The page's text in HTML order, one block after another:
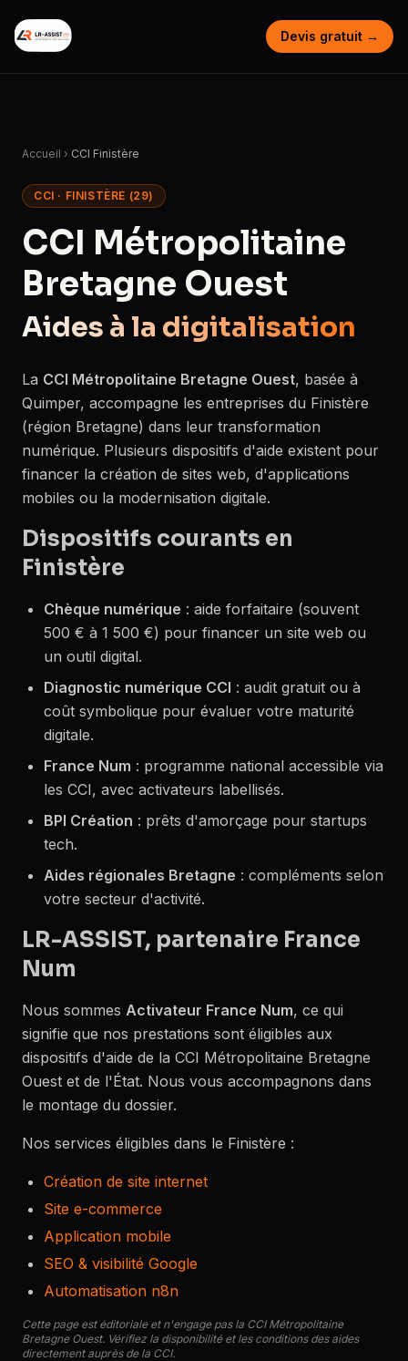
Devis gratuit →
Accueil › CCI Finistère
CCI · FINISTÈRE (29)
CCI Métropolitaine
Bretagne Ouest
Aides à la digitalisation
La CCI Métropolitaine Bretagne Ouest, basée à
Quimper, accompagne les entreprises du Finistère
(région Bretagne) dans leur transformation
numérique. Plusieurs dispositifs d'aide existent pour
financer la création de sites web, d'applications
mobiles ou la modernisation digitale.
Dispositifs courants en
Finistère
Chèque numérique : aide forfaitaire (souvent
500 € à 1 500 €) pour financer un site web ou
un outil digital.
Diagnostic numérique CCI : audit gratuit ou à
coût symbolique pour évaluer votre maturité
digitale.
France Num : programme national accessible via
les CCI, avec activateurs labellisés.
BPI Création : prêts d'amorçage pour startups
tech.
Aides régionales Bretagne : compléments selon
votre secteur d'activité.
LR-ASSIST, partenaire France
Num
Nous sommes Activateur France Num, ce qui
signifie que nos prestations sont éligibles aux
dispositifs d'aide de la CCI Métropolitaine Bretagne
Ouest et de l'État. Nous vous accompagnons dans
le montage du dossier.
Nos services éligibles dans le Finistère :
Création de site internet
Site e-commerce
Application mobile
SEO & visibilité Google
Automatisation n8n
Cette page est éditoriale et n'engage pas la CCI Métropolitaine
Bretagne Ouest. Vérifiez la disponibilité et les conditions des aides
directement auprès de la CCI.